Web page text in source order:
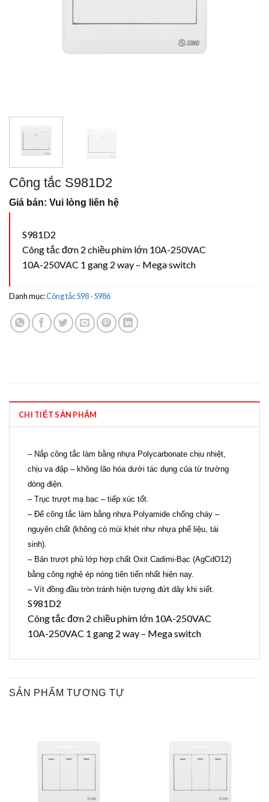
Công tắc S981D2
Giá bán: Vui lòng liên hệ
S981D2
Công tắc đơn 2 chiều phím lớn 10A-250VAC
10A-250VAC 1 gang 2 way – Mega switch
Danh mục:Công tắc S98 - S986
CHI TIẾT SẢN PHẨM
– Nắp công tắc làm bằng nhựa Polycarbonate chịu nhiệt,
chịu va đập – không lão hóa dưới tác dụng của từ trường
dòng điện.
– Trục trượt mạ bạc – tiếp xúc tốt.
– Đế công tắc làm bằng nhựa Polyamide chống cháy –
nguyên chất (không có mùi khét như nhựa phế liệu, tái
sinh).
– Bản trượt phủ lớp hợp chất Oxit Cadimi-Bạc (AgCdO12)
bằng công nghệ ép nóng tiên tiến nhất hiện nay.
– Vít đồng đầu tròn tránh hiện tượng đứt dây khi siết.
S981D2
Công tắc đơn 2 chiều phím lớn 10A-250VAC
10A-250VAC 1 gang 2 way – Mega switch
SẢN PHẨM TƯƠNG TỰ